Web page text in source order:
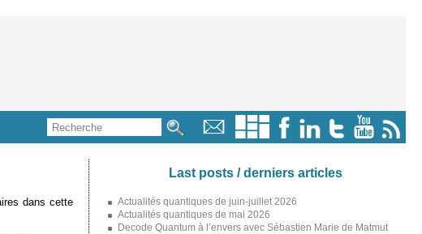
dans cette
Last posts / derniers articles
Actualités quantiques de juin-juillet 2026
Actualités quantiques de mai 2026
Decode Quantum à l’envers avec Sébastien Marie de Matmut